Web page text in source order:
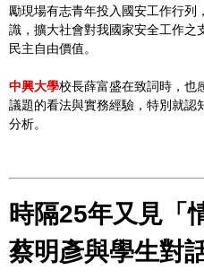
勵現場有志青年投入國安工作行列
識，擴大社會對我國家安全工作之
民主自由價值。
中興大學校長薛富盛在致詞時，也
議題的看法與實務經驗，特別就認
分析。
時隔25年又見「
蔡明彥與學生對